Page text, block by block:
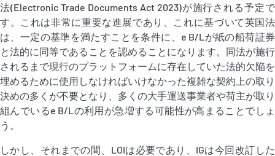
法(Electronic Trade Documents Act 2023)が施行される予定で
す。これは非常に重要な進展であり、これに基づいて英国法
は、一定の基準を満たすことを条件に、e B/Lが紙の船荷証券
と法的に同等であることを認めることになります。同法が施行
されるまで現行のプラットフォームに存在していた法的欠陥を
埋めるために使用しなければいけなかった複雑な契約上の取り
決めの多くが不要となり、多くの大手運送事業者や荷主が取り
組んでいるe B/Lの利用が急増する可能性が高まることでしょ
う。
しかし、それまでの間、LOIは必要であり、IGは今回改訂した